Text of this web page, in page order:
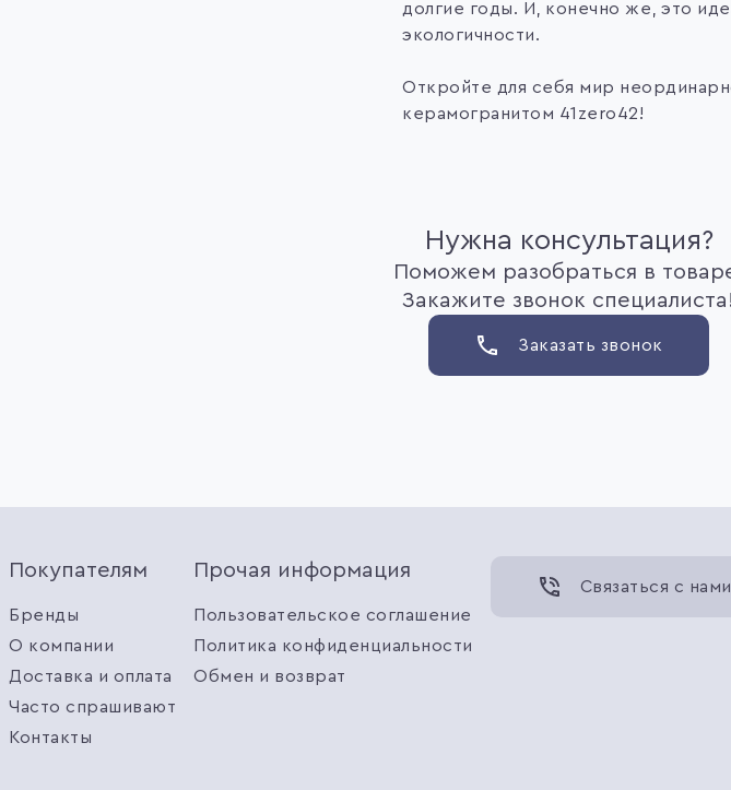
долгие годы. И, конечно же, это
экологичности.
Откройте для себя мир
керамогранитом 41zero42!
Нужна консультация?
Поможем разобраться в
Закажите звонок
Заказать звонок
Покупателям
Бренды
О компании
Доставка и оплата
Часто спрашивают
Контакты
Прочая информация
Пользовательское соглашение
Политика конфиденциальности
Обмен и возврат
Связаться с нами